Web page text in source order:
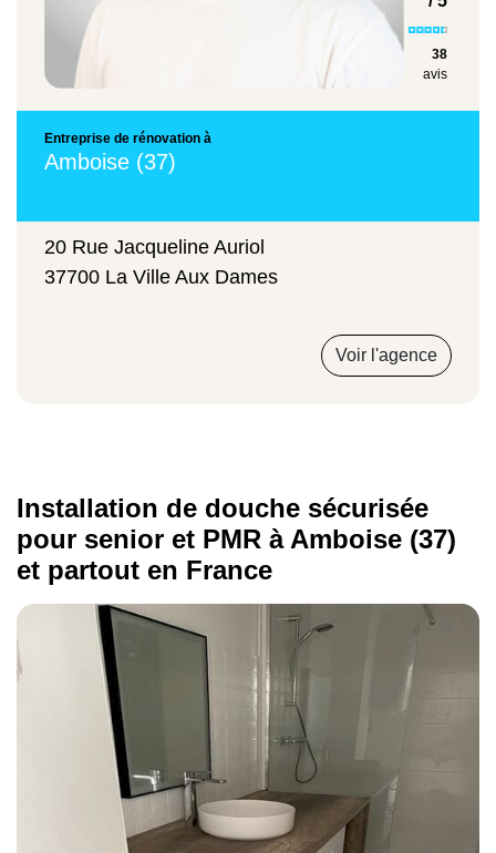
Prix moyen
Installation d'une nouvelle douche
Installation d'une chaise de douche
Pose de poignées de maintien
210 €
Nous avons mis à votre disposition un
simulateur de prixqui vous permettra
d'obtenir une estimation beaucoup plus
précise du budget à prévoir pour ces
38
avis
Entreprise de rénovation à
Amboise (37)
20 Rue Jacqueline Auriol
37700 La Ville Aux Dames
Voir l'agence
Installation de douche sécurisée
pour senior et PMR à Amboise (37)
et partout en France